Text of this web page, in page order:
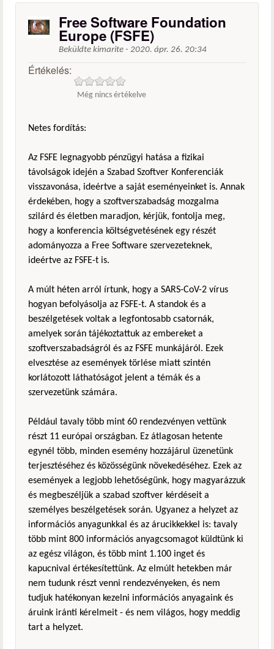
Free Software Foundation
Europe (FSFE)
Beküldte kimarite - 2020. ápr. 26. 20:34
Értékelés:
Még nincs értékelve
Netes fordítás:
Az FSFE legnagyobb pénzügyi hatása a fizikai
távolságok idején a Szabad Szoftver Konferenciák
visszavonása, ideértve a saját eseményeinket is. Annak
érdekében, hogy a szoftverszabadság mozgalma
szilárd és életben maradjon, kérjük, fontolja meg,
hogy a konferencia költségvetésének egy részét
adományozza a Free Software szervezeteknek,
ideértve az FSFE-t is.
A múlt héten arról írtunk, hogy a SARS-CoV-2 vírus
hogyan befolyásolja az FSFE-t. A standok és a
beszélgetések voltak a legfontosabb csatornák,
amelyek során tájékoztattuk az embereket a
szoftverszabadságról és az FSFE munkájáról. Ezek
elvesztése az események törlése miatt szintén
korlátozott láthatóságot jelent a témák és a
szervezetünk számára.
Például tavaly több mint 60 rendezvényen vettünk
részt 11 európai országban. Ez átlagosan hetente
egynél több, minden esemény hozzájárul üzenetünk
terjesztéséhez és közösségünk növekedéséhez. Ezek az
események a legjobb lehetőségünk, hogy magyarázzuk
és megbeszéljük a szabad szoftver kérdéseit a
személyes beszélgetések során. Ugyanez a helyzet az
információs anyagunkkal és az árucikkekkel is: tavaly
több mint 800 információs anyagcsomagot küldtünk ki
az egész világon, és több mint 1.100 inget és
kapucnival értékesítettünk. Az elmúlt hetekben már
nem tudunk részt venni rendezvényeken, és nem
tudjuk hatékonyan kezelni információs anyagaink és
áruink iránti kérelmeit - és nem világos, hogy meddig
tart a helyzet.